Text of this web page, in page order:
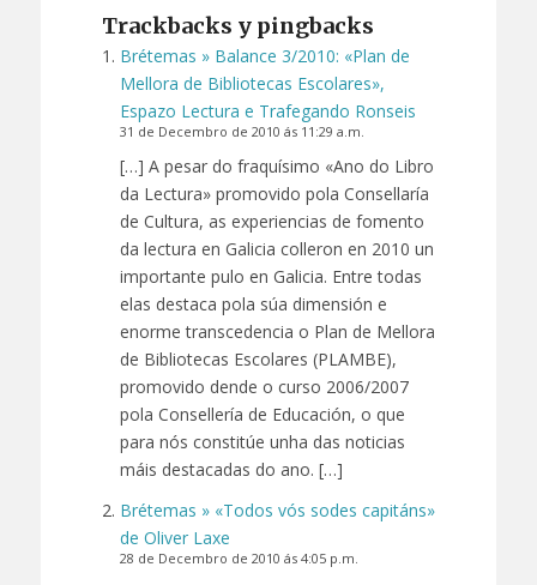
Trackbacks y pingbacks
Brétemas » Balance 3/2010: «Plan de
Mellora de Bibliotecas Escolares»,
Espazo Lectura e Trafegando Ronseis
31 de Decembro de 2010 ás 11:29 a.m.
[…] A pesar do fraquísimo «Ano do Libro
da Lectura» promovido pola Consellaría
de Cultura, as experiencias de fomento
da lectura en Galicia colleron en 2010 un
importante pulo en Galicia. Entre todas
elas destaca pola súa dimensión e
enorme transcedencia o Plan de Mellora
de Bibliotecas Escolares (PLAMBE),
promovido dende o curso 2006/2007
pola Consellería de Educación, o que
para nós constitúe unha das noticias
máis destacadas do ano. […]
Brétemas » «Todos vós sodes capitáns»
de Oliver Laxe
28 de Decembro de 2010 ás 4:05 p.m.